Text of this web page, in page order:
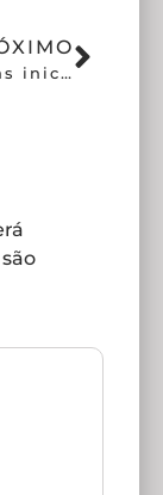
Corinthians inicia preparação para duelo decisivo na Libertadores